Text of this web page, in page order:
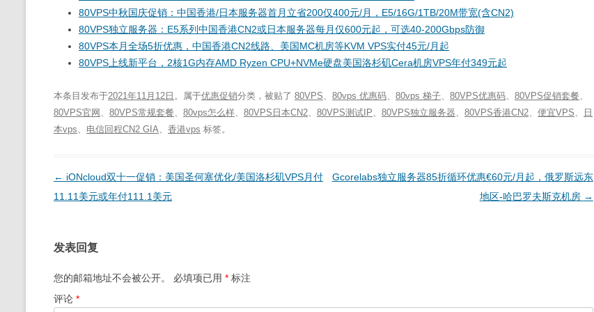
80VPS中秋国庆促销：中国香港/日本服务器首月立省200仅400元/月，E5/16G/1TB/20M带宽(含CN2)
80VPS独立服务器：E5系列中国香港CN2或日本服务器每月仅600元起，可选40-200Gbps防御
80VPS本月全场5折优惠，中国香港CN2线路、美国MC机房等KVM VPS实付45元/月起
80VPS上线新平台，2核1G内存AMD Ryzen CPU+NVMe硬盘美国洛杉矶Cera机房VPS年付349元起
本条目发布于2021年11月12日 。属于优惠促销分类，被贴了 80VPS、 80vps 优惠码、 80vps 梯子、 80VPS优惠码、 80VPS促销套餐、
80VPS官网 、 80VPS常规套餐、 80vps怎么样、 80VPS日本CN2、 80VPS测试IP、 80VPS独立服务器、 80VPS香港CN2、 便宜VPS、
日
本vps、 电信回程CN2 GIA、 香港vps 标签。
文
章
← iONcloud双十一促销：美国圣何塞优化/美国洛杉矶VPS月付
11.11美元或年付111.1美元
Gcorelabs独立服务器85折循环优惠€60元/月起，俄罗斯远东
地区-哈巴罗夫斯克机房 →
发表回复
您的邮箱地址不会被公开。 必填项已用 * 标注
评论 *